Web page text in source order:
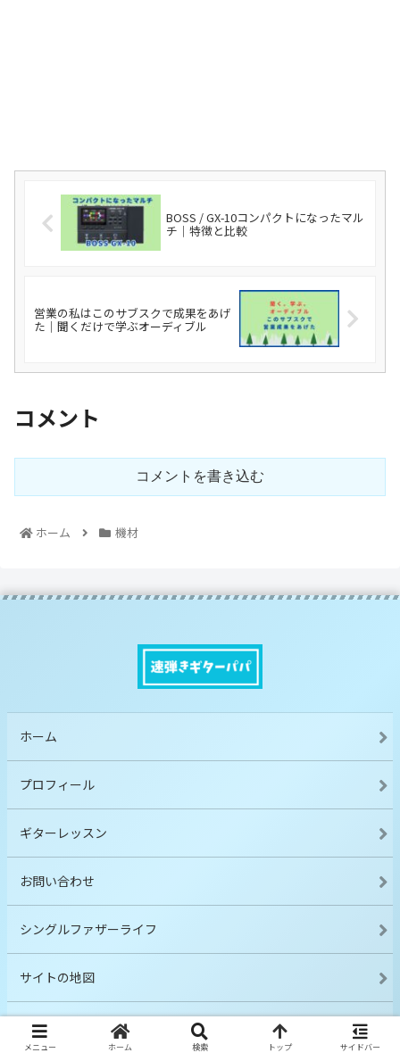
BOSS / GX-10コンパクトになったマル
チ｜特徴と比較
営業の私はこのサブスクで成果をあげ
た｜聞くだけで学ぶオーディブル
コメント
コメントを書き込む
ホーム 機材
ホーム
プロフィール
ギターレッスン
お問い合わせ
シングルファザーライフ
サイトの地図
プライバシーポリシー
メニュー ホーム 検索 トップ サイドバー